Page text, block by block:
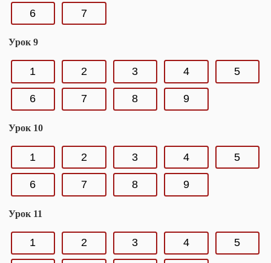
6 7
Урок 9
1 2 3 4 5
6 7 8 9
Урок 10
1 2 3 4 5
6 7 8 9
Урок 11
1 2 3 4 5